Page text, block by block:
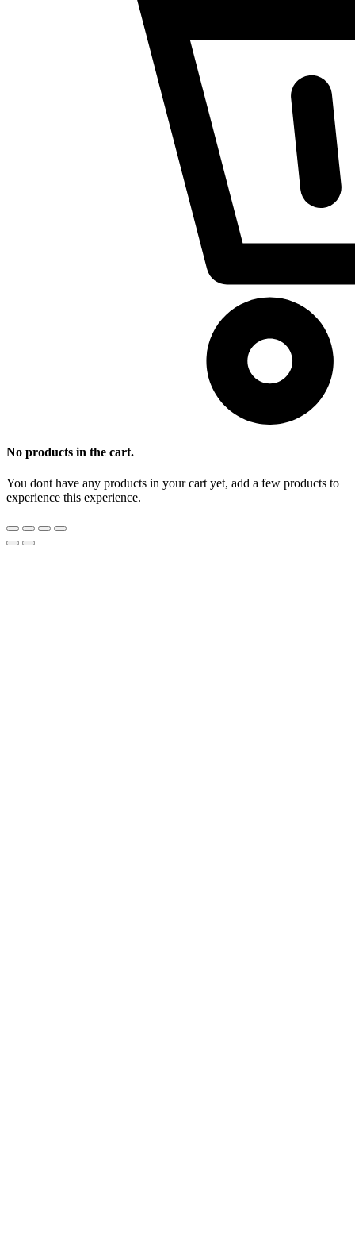
No products in the cart.
You dont have any products in your cart yet, add a few products to
experience this experience.